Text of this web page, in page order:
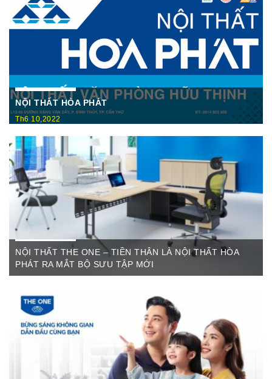
NỘI THẤT HÒA PHÁT
Th6 10,2022
Nội Thất Hòa Phátt Cần Thơ Là nơi trưng bày và cung cấp
các sản phẩm như: Bàn văn phòng, ghế xoay văn phòng, tủ hồ
sơ, két sắt,…Của cty CP Nội Thất Hòa Phát( Nội thất The
One) có địa ...
NỘI THẤT THE ONE – TIỀN THÂN LÀ NỘI THẤT HÒA
PHÁT RA MẮT BỘ SƯU TẬP MỚI
The One Cần Thơ Thông báo về việc thay đổi thương hiệu Nội
Thất Hòa Phát Ngày ...